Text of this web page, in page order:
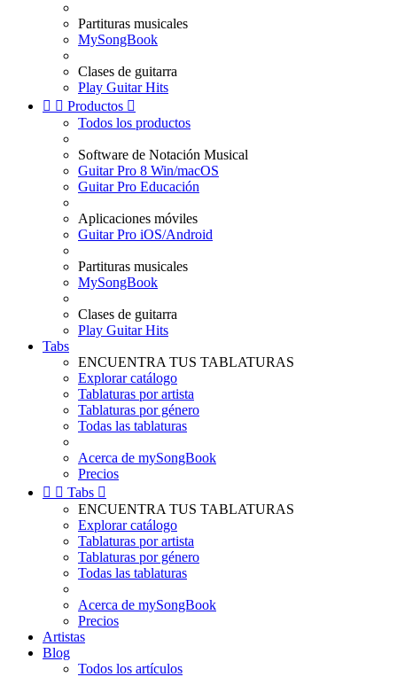
Partituras musicales
MySongBook
Clases de guitarra
Play Guitar Hits
  Productos 
Todos los productos
Software de Notación Musical
Guitar Pro 8 Win/macOS
Guitar Pro Educación
Aplicaciones móviles
Guitar Pro iOS/Android
Partituras musicales
MySongBook
Clases de guitarra
Play Guitar Hits
Tabs
ENCUENTRA TUS TABLATURAS
Explorar catálogo
Tablaturas por artista
Tablaturas por género
Todas las tablaturas
Acerca de mySongBook
Precios
  Tabs 
ENCUENTRA TUS TABLATURAS
Explorar catálogo
Tablaturas por artista
Tablaturas por género
Todas las tablaturas
Acerca de mySongBook
Precios
Artistas
Blog
Todos los artículos